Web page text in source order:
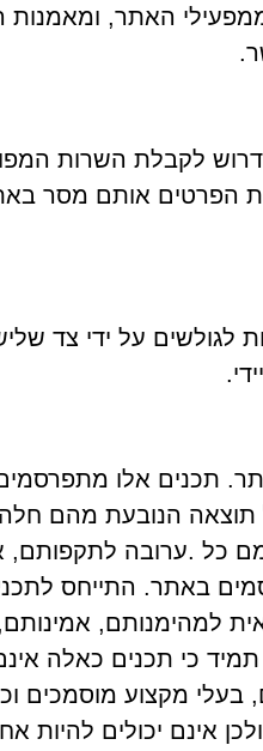
האתר, ומאמנות
לקבלת השרות
הפרטים אותם מסר
לגולשים על ידי צד
תכנים אלו מתפרסמים
תוצאה הנובעת מהם
כל .ערובה לתקפותם,
באתר. התייחס
למהימנותם,
כי תכנים כאלה
בעלי מקצוע מוסמכים
אינם יכולים להיות